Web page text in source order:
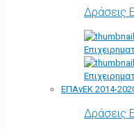
Δράσεις
ΕΠΑνΕΚ 2014-
Δράσεις